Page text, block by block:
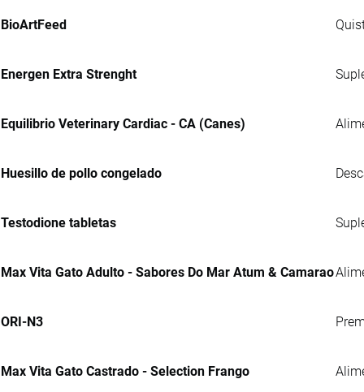
BioArtFeed
Energen Extra Strenght
Equilibrio Veterinary Cardiac - CA (Canes)
Huesillo de pollo congelado
Testodione tabletas
Max Vita Gato Adulto - Sabores Do Mar Atum & Camarao
ORI-N3
Max Vita Gato Castrado - Selection Frango